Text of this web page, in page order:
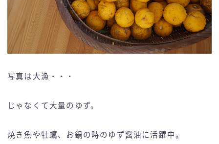
写真は大漁・・・
じゃなくて大量のゆず。
焼き魚や牡蠣、お鍋の時のゆず醤油に活躍中。